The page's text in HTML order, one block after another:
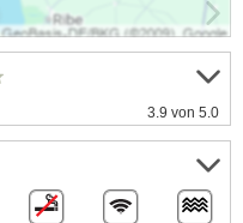
3.9 von 5.0